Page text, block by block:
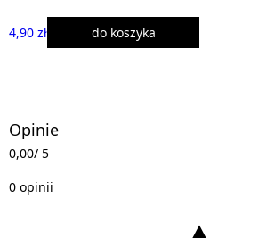
4,90 zł do koszyka
Opinie
0,00/ 5
0 opinii